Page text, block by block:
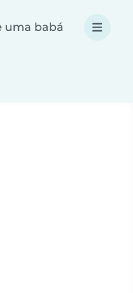
uma babá